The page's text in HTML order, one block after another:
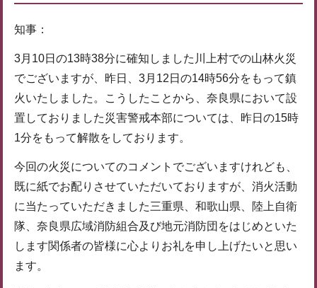
知事：
3月10日の13時38分に確知しました川上村での山林火災
でございますが、昨日、3月12日の14時56分をもって鎮
火いたしました。こうしたことから、奈良県において設
置しておりました災害警戒本部については、昨日の15時
1分をもって解散をしております。
今回の火災についてのコメントでございますけれども、
既に紙でお配りさせていただいておりますが、消火活動
に当たっていただきました三重県、和歌山県、陸上自衛
隊、奈良県広域消防組合及び地元消防団をはじめといた
します関係者の皆様に心よりお礼を申し上げたいと思い
ます。